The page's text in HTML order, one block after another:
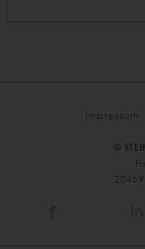
Impressum
©